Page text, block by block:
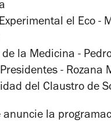
el Eco -
de la Medicina -
- Rozana
del Claustro de
anuncie la